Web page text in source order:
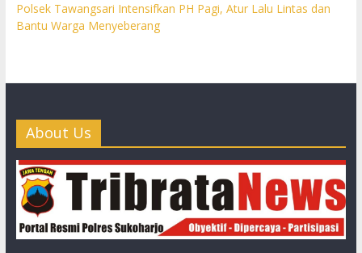
Polsek Tawangsari Intensifkan PH Pagi, Atur Lalu Lintas dan
Bantu Warga Menyeberang
About Us